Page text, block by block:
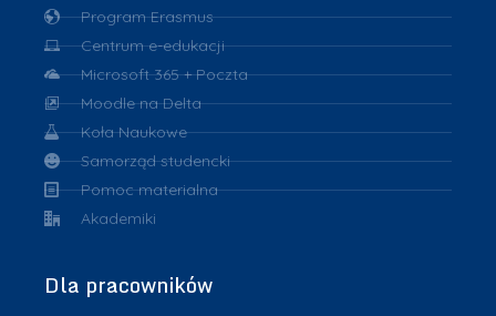
Program Erasmus
Centrum e-edukacji
Microsoft 365 + Poczta
Moodle na Delta
Koła Naukowe
Samorząd studencki
Pomoc materialna
Akademiki
Dla pracowników